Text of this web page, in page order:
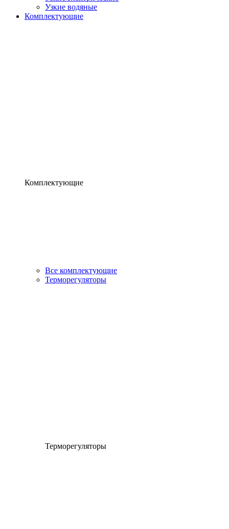
Узкие водяные
Комплектующие
Комплектующие
Все комплектующие
Терморегуляторы
Терморегуляторы